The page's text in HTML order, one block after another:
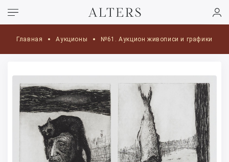
Главная Аукционы №61. Аукцион живописи и графики